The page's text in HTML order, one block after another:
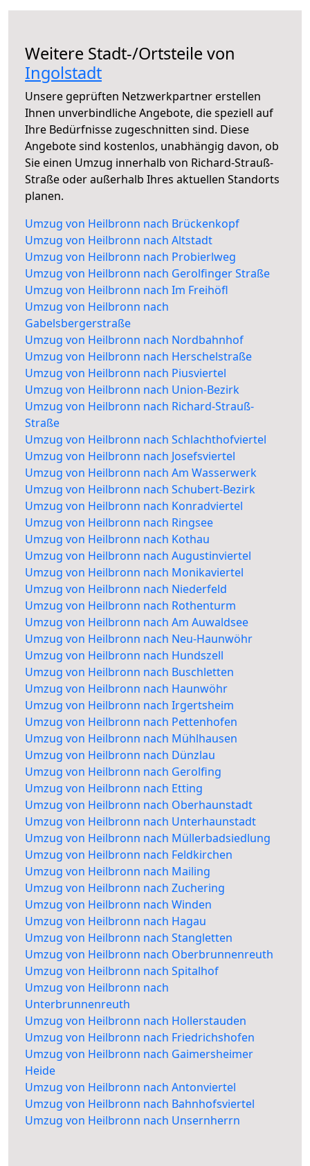
Weitere Stadt-/Ortsteile von
Ingolstadt
Unsere geprüften Netzwerkpartner erstellen
Ihnen unverbindliche Angebote, die speziell auf
Ihre Bedürfnisse zugeschnitten sind. Diese
Angebote sind kostenlos, unabhängig davon, ob
Sie einen Umzug innerhalb von Richard-Strauß-
Straße oder außerhalb Ihres aktuellen Standorts
planen.
Umzug von Heilbronn nach Brückenkopf
Umzug von Heilbronn nach Altstadt
Umzug von Heilbronn nach Probierlweg
Umzug von Heilbronn nach Gerolfinger Straße
Umzug von Heilbronn nach Im Freihöfl
Umzug von Heilbronn nach
Gabelsbergerstraße
Umzug von Heilbronn nach Nordbahnhof
Umzug von Heilbronn nach Herschelstraße
Umzug von Heilbronn nach Piusviertel
Umzug von Heilbronn nach Union-Bezirk
Umzug von Heilbronn nach Richard-Strauß-
Straße
Umzug von Heilbronn nach Schlachthofviertel
Umzug von Heilbronn nach Josefsviertel
Umzug von Heilbronn nach Am Wasserwerk
Umzug von Heilbronn nach Schubert-Bezirk
Umzug von Heilbronn nach Konradviertel
Umzug von Heilbronn nach Ringsee
Umzug von Heilbronn nach Kothau
Umzug von Heilbronn nach Augustinviertel
Umzug von Heilbronn nach Monikaviertel
Umzug von Heilbronn nach Niederfeld
Umzug von Heilbronn nach Rothenturm
Umzug von Heilbronn nach Am Auwaldsee
Umzug von Heilbronn nach Neu-Haunwöhr
Umzug von Heilbronn nach Hundszell
Umzug von Heilbronn nach Buschletten
Umzug von Heilbronn nach Haunwöhr
Umzug von Heilbronn nach Irgertsheim
Umzug von Heilbronn nach Pettenhofen
Umzug von Heilbronn nach Mühlhausen
Umzug von Heilbronn nach Dünzlau
Umzug von Heilbronn nach Gerolfing
Umzug von Heilbronn nach Etting
Umzug von Heilbronn nach Oberhaunstadt
Umzug von Heilbronn nach Unterhaunstadt
Umzug von Heilbronn nach Müllerbadsiedlung
Umzug von Heilbronn nach Feldkirchen
Umzug von Heilbronn nach Mailing
Umzug von Heilbronn nach Zuchering
Umzug von Heilbronn nach Winden
Umzug von Heilbronn nach Hagau
Umzug von Heilbronn nach Stangletten
Umzug von Heilbronn nach Oberbrunnenreuth
Umzug von Heilbronn nach Spitalhof
Umzug von Heilbronn nach
Unterbrunnenreuth
Umzug von Heilbronn nach Hollerstauden
Umzug von Heilbronn nach Friedrichshofen
Umzug von Heilbronn nach Gaimersheimer
Heide
Umzug von Heilbronn nach Antonviertel
Umzug von Heilbronn nach Bahnhofsviertel
Umzug von Heilbronn nach Unsernherrn